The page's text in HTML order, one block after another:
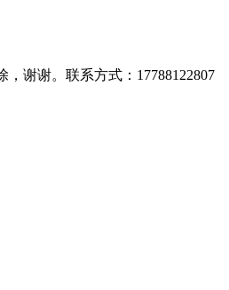
谢谢。联系方式：17788122807